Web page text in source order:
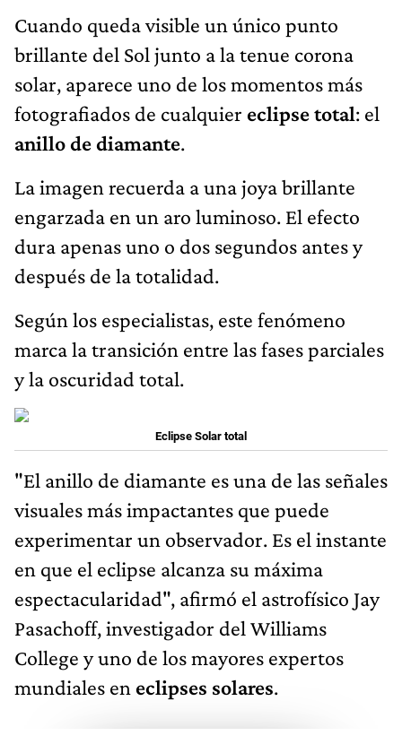
Cuando queda visible un único punto
brillante del Sol junto a la tenue corona
solar, aparece uno de los momentos más
fotografiados de cualquier eclipse total: el
anillo de diamante.
La imagen recuerda a una joya brillante
engarzada en un aro luminoso. El efecto
dura apenas uno o dos segundos antes y
después de la totalidad.
Según los especialistas, este fenómeno
marca la transición entre las fases parciales
y la oscuridad total.
Eclipse Solar total
"El anillo de diamante es una de las señales
visuales más impactantes que puede
experimentar un observador. Es el instante
en que el eclipse alcanza su máxima
espectacularidad", afirmó el astrofísico Jay
Pasachoff, investigador del Williams
College y uno de los mayores expertos
mundiales en eclipses solares.